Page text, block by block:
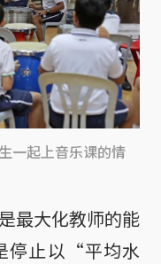
一起上音乐课的情
最大化教师的能
停止以“平均水